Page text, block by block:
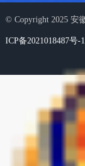
© Copyright 2025 安
ICP备2021018487号-